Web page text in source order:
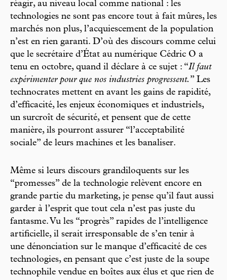
réagir, au niveau local comme national : les
technologies ne sont pas encore tout à fait mûres, les
marchés non plus, l’acquiescement de la population
n’est en rien garanti. D’où des discours comme celui
que le secrétaire d’État au numérique Cédric O a
tenu en octobre, quand il déclare à ce sujet : “Il faut
expérimenter pour que nos industries progressent. ” Les
technocrates mettent en avant les gains de rapidité,
d’efficacité, les enjeux économiques et industriels,
un surcroît de sécurité, et pensent que de cette
manière, ils pourront assurer “l’acceptabilité
sociale” de leurs machines et les banaliser.
Même si leurs discours grandiloquents sur les
“promesses” de la technologie relèvent encore en
grande partie du marketing, je pense qu’il faut aussi
garder à l’esprit que tout cela n’est pas juste du
fantasme. Vu les “progrès” rapides de l’intelligence
artificielle, il serait irresponsable de s’en tenir à
une dénonciation sur le manque d’efficacité de ces
technologies, en pensant que c’est juste de la soupe
technophile vendue en boîtes aux élus et que rien de